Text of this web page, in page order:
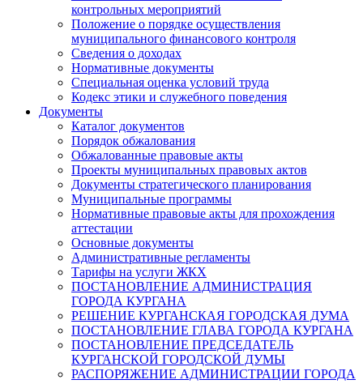
контрольных мероприятий
Положение о порядке осуществления
муниципального финансового контроля
Сведения о доходах
Нормативные документы
Специальная оценка условий труда
Кодекс этики и служебного поведения
Документы
Каталог документов
Порядок обжалования
Обжалованные правовые акты
Проекты муниципальных правовых актов
Документы стратегического планирования
Муниципальные программы
Нормативные правовые акты для прохождения
аттестации
Основные документы
Административные регламенты
Тарифы на услуги ЖКХ
ПОСТАНОВЛЕНИЕ АДМИНИСТРАЦИЯ
ГОРОДА КУРГАНА
РЕШЕНИЕ КУРГАНСКАЯ ГОРОДСКАЯ ДУМА
ПОСТАНОВЛЕНИЕ ГЛАВА ГОРОДА КУРГАНА
ПОСТАНОВЛЕНИЕ ПРЕДСЕДАТЕЛЬ
КУРГАНСКОЙ ГОРОДСКОЙ ДУМЫ
РАСПОРЯЖЕНИЕ АДМИНИСТРАЦИИ ГОРОДА